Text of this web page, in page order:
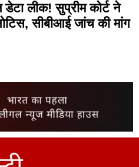
लीक! सुप्रीम कोर्ट ने
सीबीआई जांच की मांग